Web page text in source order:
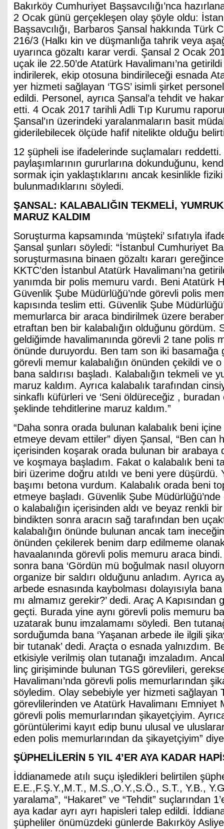
Bakırköy Cumhuriyet Başsavcılığı’nca
2 Ocak günü gerçekleşen olay şöyle oldu:
Başsavcılığı, Barbaros Şansal hakkında Türk
216/3 (Halkı kin ve düşmanlığa tahrik veya
uyarınca gözaltı karar verdi. Şansal 2 Ocak
uçak ile 22.50’de Atatürk Havalimanı’na
indirilerek, ekip otosuna bindirileceği esnada
yer hizmeti sağlayan ‘TGS’ isimli şirket
edildi. Personel, ayrıca Şansal’a tehdit ve
etti. 4 Ocak 2017 tarihli Adli Tıp Kurumu
Şansal’ın üzerindeki yaralanmaların basit
giderilebilecek ölçüde hafif nitelikte olduğu
12 şüpheli ise ifadelerinde suçlamaları reddetti.
paylaşımlarının gururlarına dokunduğunu,
sormak için yaklaştıklarını ancak kesinlikle
bulunmadıklarını söyledi.
ŞANSAL: KALABALIĞIN TEKMELİ,
MARUZ KALDIM
Soruşturma kapsamında ‘müşteki’ sıfatıyla
Şansal şunları söyledi: “İstanbul Cumhuriyet
soruşturmasına binaen gözaltı kararı
KKTC’den İstanbul Atatürk Havalimanı’na
yanımda bir polis memuru vardı. Beni Atatürk
Güvenlik Şube Müdürlüğü’nde görevli polis
kapısında teslim etti. Güvenlik Şube
memurlarca bir araca bindirilmek üzere
etraftan ben bir kalabalığın olduğunu gördüm.
geldiğimde havalimanında görevli 2 tane polis
önünde duruyordu. Ben tam son iki basamağa
görevli memur kalabalığın önünden çekildi ve o
bana saldırısı başladı. Kalabalığın tekmeli ve
maruz kaldım. Ayrıca kalabalık tarafından
sinkaflı küfürleri ve ‘Seni öldüreceğiz , buradan
şeklinde tehditlerine maruz kaldım.”
“Daha sonra orada bulunan kalabalık beni
etmeye devam ettiler” diyen Şansal, “Ben can
içerisinden koşarak orada bulunan bir arabaya
ve koşmaya başladım. Fakat o kalabalık beni
biri üzerime doğru atıldı ve beni yere düşürdü.
başımı betona vurdum. Kalabalık orada beni
etmeye başladı. Güvenlik Şube
o kalabalığın içerisinden aldı ve beyaz renkli
bindikten sonra aracın sağ tarafından ben
kalabalığın önünde bulunan ancak tam
önünden çekilerek benim darp edilmeme
havaalanında görevli polis memuru araca
sonra bana ‘Gördün mü boğulmak nasıl
organize bir saldırı olduğunu anladım. Ayrıca
arbede esnasında kaybolması dolayısıyla
mı almamız gerekir?’ dedi. Araç A
geçti. Burada yine aynı görevli polis memuru
uzatarak bunu imzalamamı söyledi. Ben
sorduğumda bana ‘Yaşanan arbede ile ilgili
bir tutanak’ dedi. Araçta o esnada yalnızdım.
etkisiyle verilmiş olan tutanağı imzaladım.
linç girişiminde bulunan TGS görevlileri,
Havalimanı’nda görevli polis memurlarından
söyledim. Olay sebebiyle yer hizmeti sağlayan
görevlilerinden ve Atatürk Havalimanı Emniyet
görevli polis memurlarından şikayetçiyim.
görüntülerimi kayıt edip bunu ulusal ve
eden polis memurlarından da şikayetçiyim”
ŞÜPHELİLERİN 5 YIL 4’ER AYA KADAR
İddianamede atılı suçu işledikleri belirtilen
E.E.,F.Ş.Y.,M.T., M.S.,O.Y.,S.Ö., S.T., Y.B.,
yaralama”, “Hakaret” ve “Tehdit” suçlarından
aya kadar ayrı ayrı hapisleri talep edildi.
şüpheliler önümüzdeki günlerde Bakırköy